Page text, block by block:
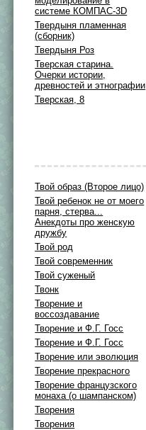
системе КОМПАС-3D
Твердыня пламенная
(сборник)
Твердыня Роз
Тверская старина.
Очерки истории,
древностей и этнографии
Тверская, 8
Твой образ (Второе лицо)
Твой ребенок не от моего
парня, стерва...
Анекдоты про женскую
дружбу
Твой род
Твой современник
Твой суженый
Твонк
Творение и
воссоздавание
Творение и Ф.Г. Госс
Творение и Ф.Г. Госс
Творение или эволюция
Творение прекрасного
Творение французского
монаха (о шампанском)
Творения
Творения